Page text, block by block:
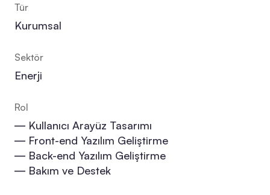
Tür
Kurumsal
Sektör
Enerji
Rol
― Kullanıcı Arayüz Tasarımı
― Front-end Yazılım Geliştirme
― Back-end Yazılım Geliştirme
― Bakım ve Destek